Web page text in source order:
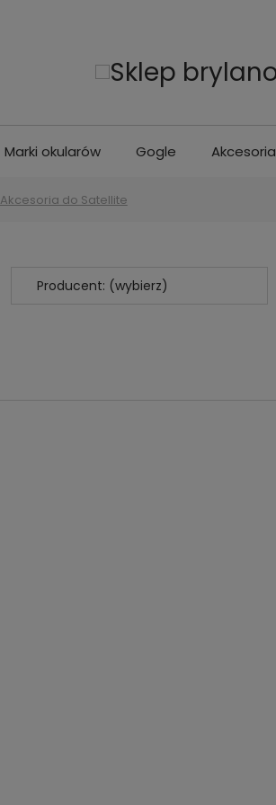
Marki okularów Gogle Akcesoria
Akcesoria do Satellite
Producent: (wybierz)